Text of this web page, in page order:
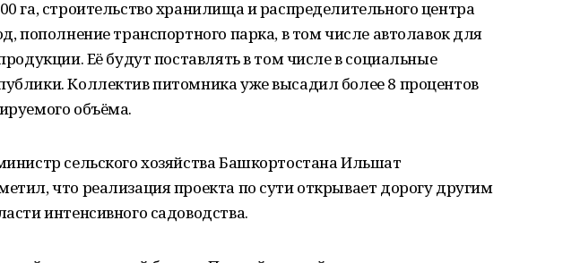
га, строительство хранилища и распределительного центра
пополнение транспортного парка, в том числе автолавок для
Её будут поставлять в том числе в социальные
Коллектив питомника уже высадил более 8 процентов
объёма.
сельского хозяйства Башкортостана Ильшат
что реализация проекта по сути открывает дорогу другим
интенсивного садоводства.